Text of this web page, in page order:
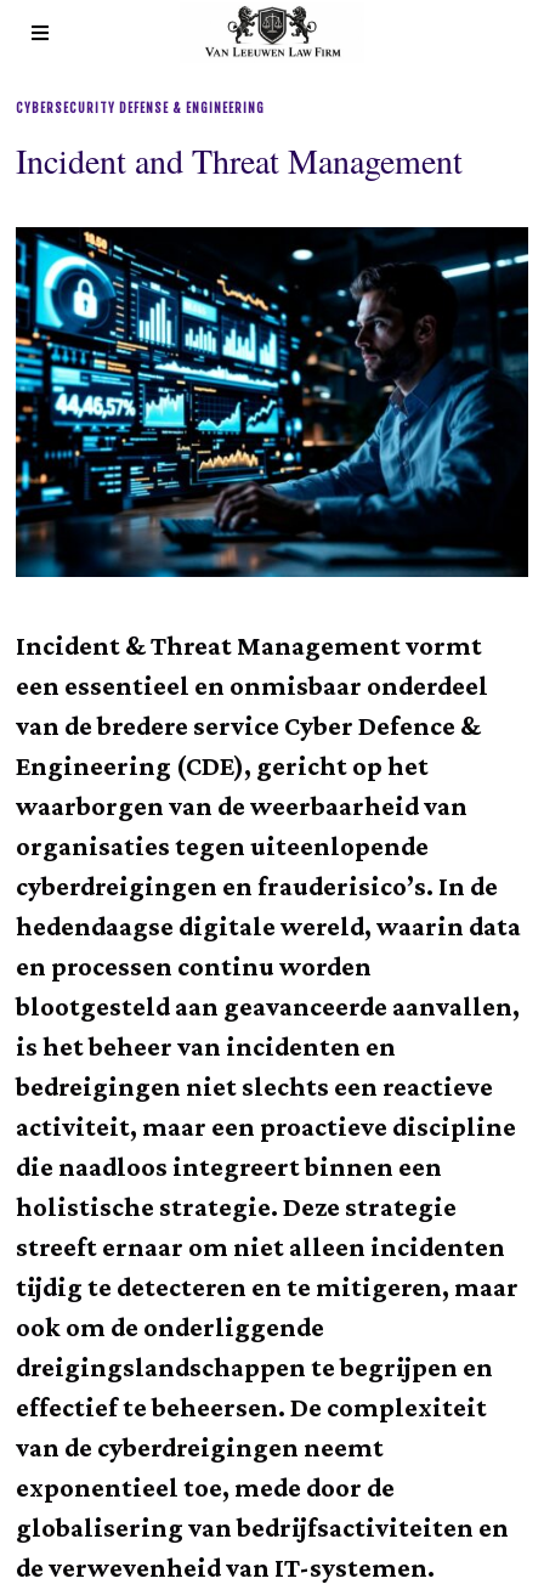
CYBERSECURITY DEFENSE & ENGINEERING
Incident and Threat Management
Incident & Threat Management vormt
een essentieel en onmisbaar onderdeel
van de bredere service Cyber Defence &
Engineering (CDE), gericht op het
waarborgen van de weerbaarheid van
organisaties tegen uiteenlopende
cyberdreigingen en frauderisico’s. In de
hedendaagse digitale wereld, waarin data
en processen continu worden
blootgesteld aan geavanceerde aanvallen,
is het beheer van incidenten en
bedreigingen niet slechts een reactieve
activiteit, maar een proactieve discipline
die naadloos integreert binnen een
holistische strategie. Deze strategie
streeft ernaar om niet alleen incidenten
tijdig te detecteren en te mitigeren, maar
ook om de onderliggende
dreigingslandschappen te begrijpen en
effectief te beheersen. De complexiteit
van de cyberdreigingen neemt
exponentieel toe, mede door de
globalisering van bedrijfsactiviteiten en
de verwevenheid van IT-systemen.